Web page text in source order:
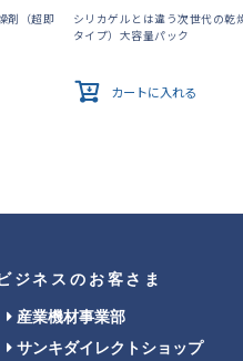
剤（超即
シリカゲルとは違う次世代の乾
タイプ）大容量パック
カートに入れる
ジネスのお客さま
産業機材事業部
サンキダイレクトショップ